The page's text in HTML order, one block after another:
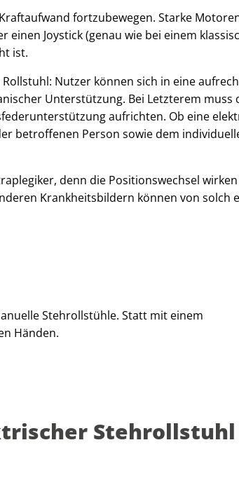
fortzubewegen. Starke
Joystick (genau wie bei einem
ist.
Nutzer können sich in eine
Unterstützung. Bei Letzterem muss
aufrichten. Ob eine
betroffenen Person sowie dem
denn die Positionswechsel
Krankheitsbildern können von solch
Stehrollstühle. Statt mit einem
Händen.
Stehrollstuhl